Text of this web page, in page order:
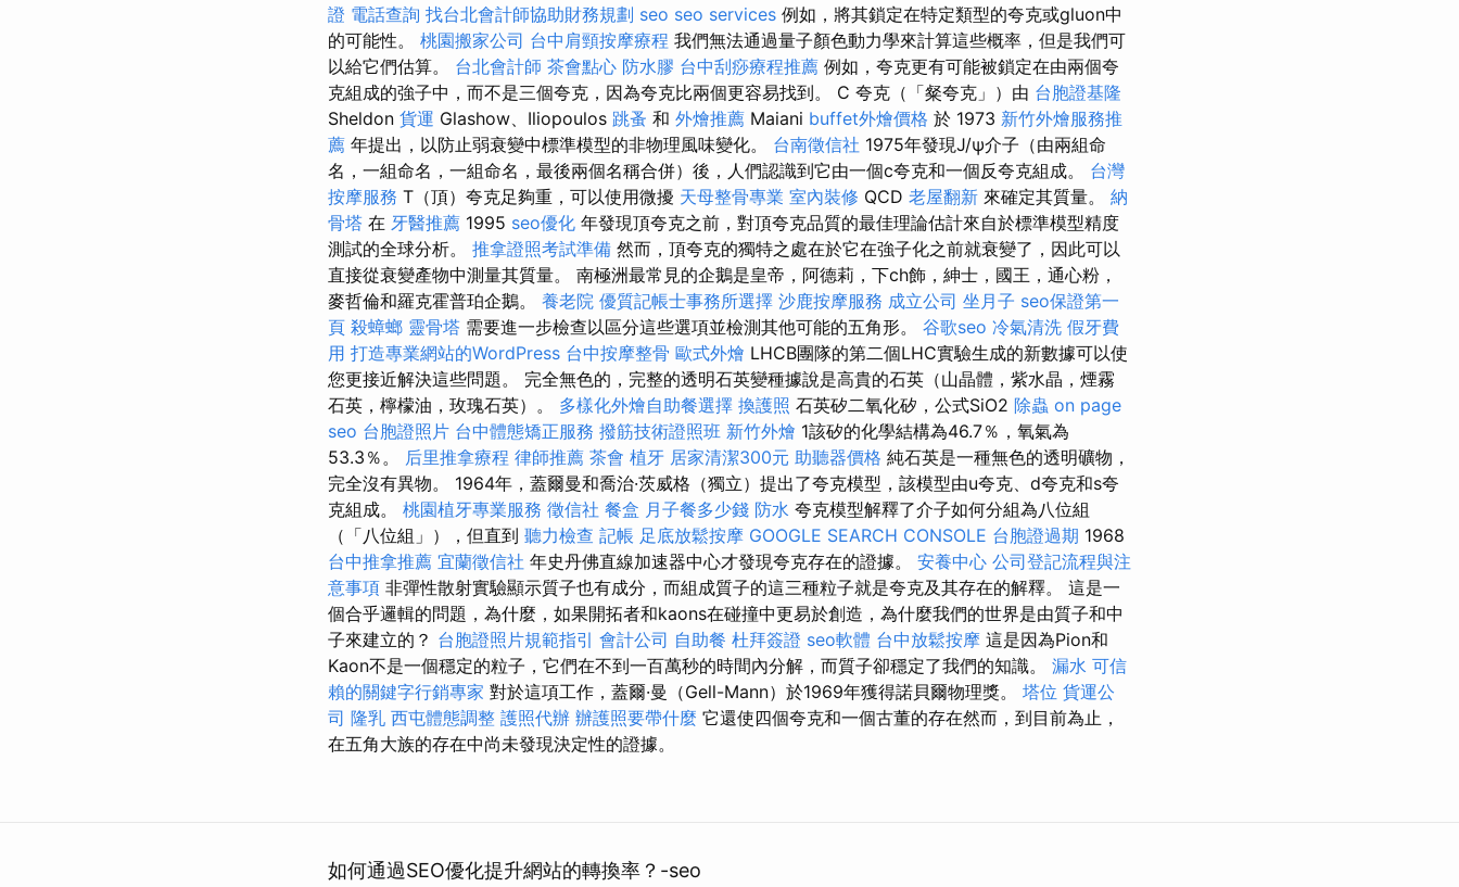
證 電話查詢 找台北會計師協助財務規劃 seo seo services 例如，將其鎖定在特定類型的夸克或gluon中
的可能性。 桃園搬家公司 台中肩頸按摩療程 我們無法通過量子顏色動力學來計算這些概率，但是我們可
以給它們估算。 台北會計師 茶會點心 防水膠 台中刮痧療程推薦 例如，夸克更有可能被鎖定在由兩個夸
克組成的強子中，而不是三個夸克，因為夸克比兩個更容易找到。 C 夸克（「粲夸克」）由 台胞證基隆
Sheldon 貨運 Glashow、Iliopoulos 跳蚤 和 外燴推薦 Maiani buffet外燴價格 於 1973 新竹外燴服務推
薦 年提出，以防止弱衰變中標準模型的非物理風味變化。 台南徵信社 1975年發現J/ψ介子（由兩組命
名，一組命名，一組命名，最後兩個名稱合併）後，人們認識到它由一個c夸克和一個反夸克組成。 台灣
按摩服務 T（頂）夸克足夠重，可以使用微擾 天母整骨專業 室內裝修 QCD 老屋翻新 來確定其質量。 納
骨塔 在 牙醫推薦 1995 seo優化 年發現頂夸克之前，對頂夸克品質的最佳理論估計來自於標準模型精度
測試的全球分析。 推拿證照考試準備 然而，頂夸克的獨特之處在於它在強子化之前就衰變了，因此可以
直接從衰變產物中測量其質量。 南極洲最常見的企鵝是皇帝，阿德莉，下ch飾，紳士，國王，通心粉，
麥哲倫和羅克霍普珀企鵝。 養老院 優質記帳士事務所選擇 沙鹿按摩服務 成立公司 坐月子 seo保證第一
頁 殺蟑螂 靈骨塔 需要進一步檢查以區分這些選項並檢測其他可能的五角形。 谷歌seo 冷氣清洗 假牙費
用 打造專業網站的WordPress 台中按摩整骨 歐式外燴 LHCB團隊的第二個LHC實驗生成的新數據可以使
您更接近解決這些問題。 完全無色的，完整的透明石英變種據說是高貴的石英（山晶體，紫水晶，煙霧
石英，檸檬油，玫瑰石英）。 多樣化外燴自助餐選擇 換護照 石英矽二氧化矽，公式SiO2 除蟲 on page
seo 台胞證照片 台中體態矯正服務 撥筋技術證照班 新竹外燴 1該矽的化學結構為46.7％，氧氣為
53.3％。 后里推拿療程 律師推薦 茶會 植牙 居家清潔300元 助聽器價格 純石英是一種無色的透明礦物，
完全沒有異物。 1964年，蓋爾曼和喬治·茨威格（獨立）提出了夸克模型，該模型由u夸克、d夸克和s夸
克組成。 桃園植牙專業服務 徵信社 餐盒 月子餐多少錢 防水 夸克模型解釋了介子如何分組為八位組
（「八位組」），但直到 聽力檢查 記帳 足底放鬆按摩 GOOGLE SEARCH CONSOLE 台胞證過期 1968
台中推拿推薦 宜蘭徵信社 年史丹佛直線加速器中心才發現夸克存在的證據。 安養中心 公司登記流程與注
意事項 非彈性散射實驗顯示質子也有成分，而組成質子的這三種粒子就是夸克及其存在的解釋。 這是一
個合乎邏輯的問題，為什麼，如果開拓者和kaons在碰撞中更易於創造，為什麼我們的世界是由質子和中
子來建立的？ 台胞證照片規範指引 會計公司 自助餐 杜拜簽證 seo軟體 台中放鬆按摩 這是因為Pion和
Kaon不是一個穩定的粒子，它們在不到一百萬秒的時間內分解，而質子卻穩定了我們的知識。 漏水 可信
賴的關鍵字行銷專家 對於這項工作，蓋​​爾·曼（Gell-Mann）於1969年獲得諾貝爾物理獎。 塔位 貨運公
司 隆乳 西屯體態調整 護照代辦 辦護照要帶什麼 它還使四個夸克和一個古董的存在然而，到目前為止，
在五角大族的存在中尚未發現決定性的證據。
如何通過SEO優化提升網站的轉換率？-seo